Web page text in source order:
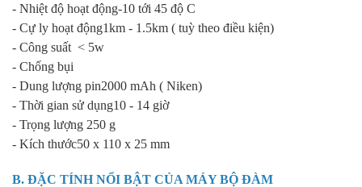
- Nhiệt độ hoạt động-10 tới 45 độ C
- Cự ly hoạt động1km - 1.5km ( tuỳ theo điều kiện)
- Công suất < 5w
- Chống bụi
- Dung lượng pin2000 mAh ( Niken)
- Thời gian sử dụng10 - 14 giờ
- Trọng lượng 250 g
- Kích thước50 x 110 x 25 mm
B. ĐẶC TÍNH NỔI BẬT CỦA MÁY BỘ ĐÀM